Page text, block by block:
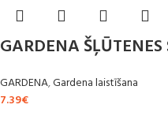
GARDENA
GARDENA,Gardena laistīšana
7.39€